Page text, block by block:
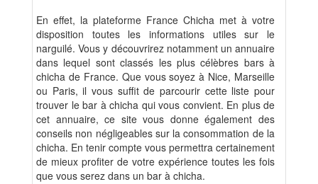
En effet, la plateforme France Chicha met à votre
disposition toutes les informations utiles sur le
narguilé. Vous y découvrirez notamment un annuaire
dans lequel sont classés les plus célèbres bars à
chicha de France. Que vous soyez à Nice, Marseille
ou Paris, il vous suffit de parcourir cette liste pour
trouver le bar à chicha qui vous convient. En plus de
cet annuaire, ce site vous donne également des
conseils non négligeables sur la consommation de la
chicha. En tenir compte vous permettra certainement
de mieux profiter de votre expérience toutes les fois
que vous serez dans un bar à chicha.